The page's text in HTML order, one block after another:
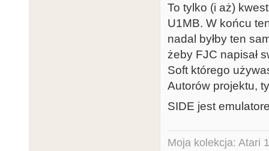
To tylko (i aż)
U1MB. W końcu
nadal byłby ten
żeby FJC napisał
Soft którego
Autorów projektu,
SIDE jest
Moja kolekcja: Atari